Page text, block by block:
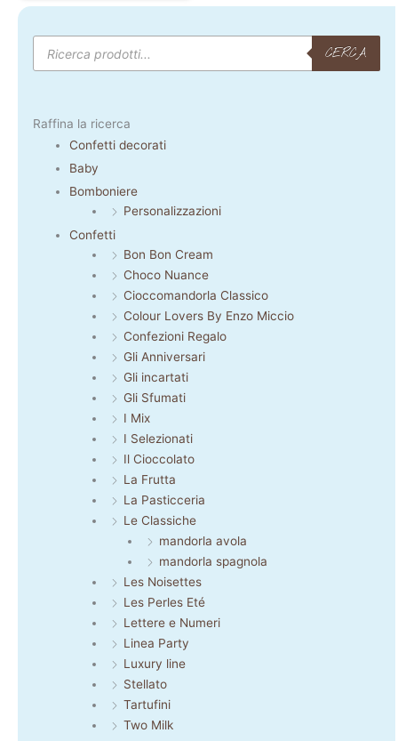
Products
search
CERCA
Raffina la ricerca
Confetti decorati
Baby
Bomboniere
Personalizzazioni
Confetti
Bon Bon Cream
Choco Nuance
Cioccomandorla Classico
Colour Lovers By Enzo Miccio
Confezioni Regalo
Gli Anniversari
Gli incartati
Gli Sfumati
I Mix
I Selezionati
Il Cioccolato
La Frutta
La Pasticceria
Le Classiche
mandorla avola
mandorla spagnola
Les Noisettes
Les Perles Eté
Lettere e Numeri
Linea Party
Luxury line
Stellato
Tartufini
Two Milk